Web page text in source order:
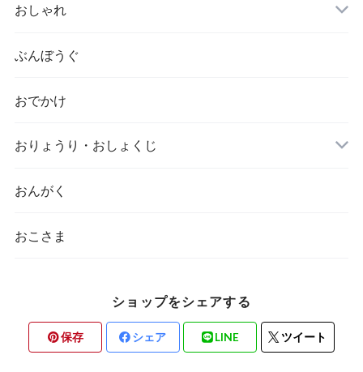
おしゃれ
ぶんぼうぐ
おでかけ
おりょうり・おしょくじ
おんがく
おこさま
ショップをシェアする
保存 シェア LINE ツイート